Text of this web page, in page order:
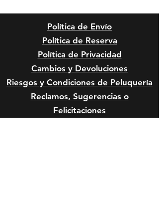
Política de Envío
Política de Reserva
Política de Privacidad
Cambios y Devoluciones
Riesgos y Condiciones de Peluquería
Reclamos, Sugerencias o
Felicitaciones